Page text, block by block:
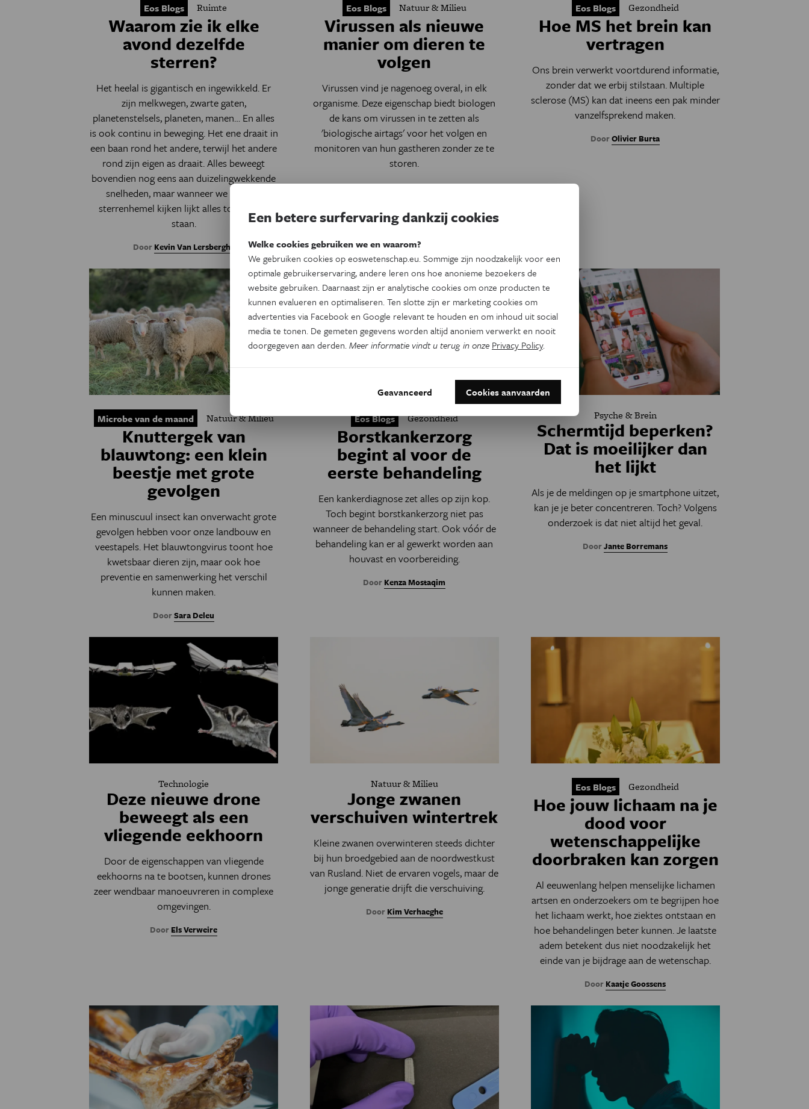
Eos Blogs Ruimte
Waarom zie ik elke
avond dezelfde
sterren?
Het heelal is gigantisch en ingewikkeld. Er
zijn melkwegen, zwarte gaten,
planetenstelsels, planeten, manen… En alles
is ook continu in beweging. Het ene draait in
een baan rond het andere, terwijl het andere
rond zijn eigen as draait. Alles beweegt
bovendien nog eens aan duizelingwekkende
snelheden, maar wanneer we naar de
sterrenhemel kijken lijkt alles toch stil te
staan.
Door Kevin Van Lersberghe
Eos Blogs Natuur & Milieu
Virussen als nieuwe
manier om dieren te
volgen
Virussen vind je nagenoeg overal, in elk
organisme. Deze eigenschap biedt biologen
de kans om virussen in te zetten als
'biologische airtags' voor het volgen en
monitoren van hun gastheren zonder ze te
storen.
DoorSenne Heeren
Eos Blogs Gezondheid
Hoe MS het brein kan
vertragen
Ons brein verwerkt voortdurend informatie,
zonder dat we erbij stilstaan. Multiple
sclerose (MS) kan dat ineens een pak minder
vanzelfsprekend maken.
DoorOlivier Burta
Microbe van de maand Natuur & Milieu
Knuttergek van
blauwtong: een klein
beestje met grote
gevolgen
Een minuscuul insect kan onverwacht grote
gevolgen hebben voor onze landbouw en
veestapels. Het blauwtongvirus toont hoe
kwetsbaar dieren zijn, maar ook hoe
preventie en samenwerking het verschil
kunnen maken.
DoorSara Deleu
Eos Blogs Gezondheid
Borstkankerzorg
begint al voor de
eerste behandeling
Een kankerdiagnose zet alles op zijn kop.
Toch begint borstkankerzorg niet pas
wanneer de behandeling start. Ook vóór de
behandeling kan er al gewerkt worden aan
houvast en voorbereiding.
Door Kenza Mostaqim
Psyche & Brein
Schermtijd beperken?
Dat is moeilijker dan
het lijkt
Als je de meldingen op je smartphone uitzet,
kan je je beter concentreren. Toch? Volgens
onderzoek is dat niet altijd het geval.
DoorJante Borremans
Technologie
Deze nieuwe drone
beweegt als een
vliegende eekhoorn
Door de eigenschappen van vliegende
eekhoorns na te bootsen, kunnen drones
zeer wendbaar manoeuvreren in complexe
omgevingen.
Door Els Verweire
Natuur & Milieu
Jonge zwanen
verschuiven wintertrek
Kleine zwanen overwinteren steeds dichter
bij hun broedgebied aan de noordwestkust
van Rusland. Niet de ervaren vogels, maar de
jonge generatie drijft die verschuiving.
Door Kim Verhaeghe
Eos Blogs Gezondheid
Hoe jouw lichaam na je
dood voor
wetenschappelijke
doorbraken kan zorgen
Al eeuwenlang helpen menselijke lichamen
artsen en onderzoekers om te begrijpen hoe
het lichaam werkt, hoe ziektes ontstaan en
hoe behandelingen beter kunnen. Je laatste
adem betekent dus niet noodzakelijk het
einde van je bijdrage aan de wetenschap.
Door Kaatje Goossens
Een betere surfervaring dankzij cookies
Welke cookies gebruiken we en waarom?
We gebruiken cookies op eoswetenschap.eu. Sommige zijn noodzakelijk voor een
optimale gebruikerservaring, andere leren ons hoe anonieme bezoekers de
website gebruiken. Daarnaast zijn er analytische cookies om onze producten te
kunnen evalueren en optimaliseren. Ten slotte zijn er marketing cookies om
advertenties via Facebook en Google relevant te houden en om inhoud uit social
media te tonen. De gemeten gegevens worden altijd anoniem verwerkt en nooit
doorgegeven aan derden.Meer informatie vindt u terug in onze Privacy Policy.
Geavanceerd Cookies aanvaarden